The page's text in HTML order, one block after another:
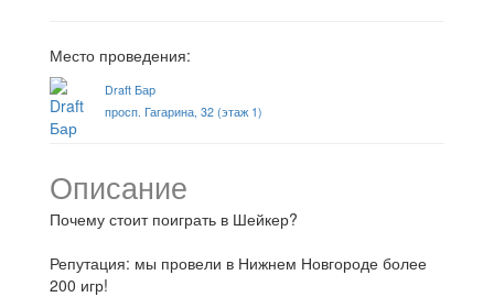
Место проведения:
Draft Бар
просп. Гагарина, 32 (этаж 1)
Описание
Почему стоит поиграть в Шейкер?
Репутация: мы провели в Нижнем Новгороде более
200 игр!